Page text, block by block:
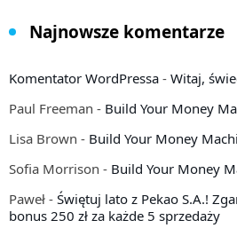
Najnowsze komentarze
Komentator WordPressa - Witaj,
Paul Freeman - Build Your Money
Lisa Brown - Build Your Money
Sofia Morrison - Build Your Money
Paweł - Świętuj lato z Pekao S.A.!
bonus 250 zł za każde 5 sprzedaży